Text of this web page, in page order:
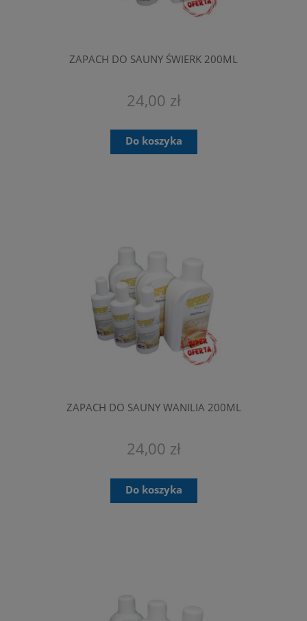
ZAPACH DO SAUNY ŚWIERK 200ML
24,00 zł
Do koszyka
ZAPACH DO SAUNY WANILIA 200ML
24,00 zł
Do koszyka